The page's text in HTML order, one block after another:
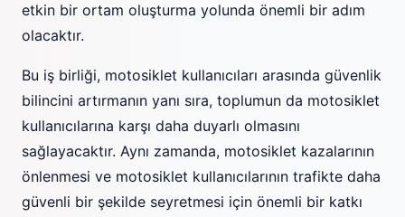
etkin bir ortam oluşturma yolunda önemli bir adım
olacaktır.
Bu iş birliği, motosiklet kullanıcıları arasında güvenlik
bilincini artırmanın yanı sıra, toplumun da motosiklet
kullanıcılarına karşı daha duyarlı olmasını
sağlayacaktır. Aynı zamanda, motosiklet kazalarının
önlenmesi ve motosiklet kullanıcılarının trafikte daha
güvenli bir şekilde seyretmesi için önemli bir katkı